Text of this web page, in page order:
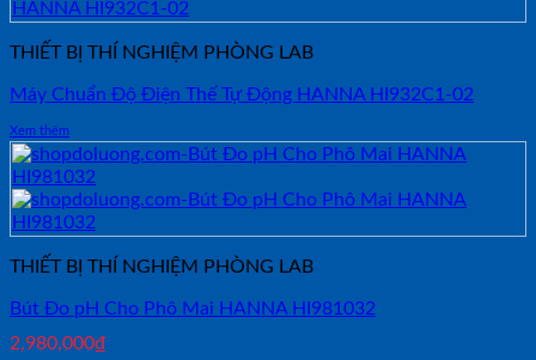
THIẾT BỊ THÍ NGHIỆM PHÒNG LAB
Máy Chuẩn Độ Điện Thế Tự Động HANNA HI932C1-02
Xem thêm
THIẾT BỊ THÍ NGHIỆM PHÒNG LAB
Bút Đo pH Cho Phô Mai HANNA HI981032
2,980,000₫